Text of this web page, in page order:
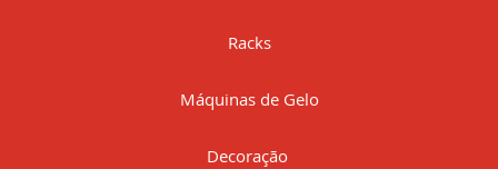
Racks
Máquinas de Gelo
Decoração